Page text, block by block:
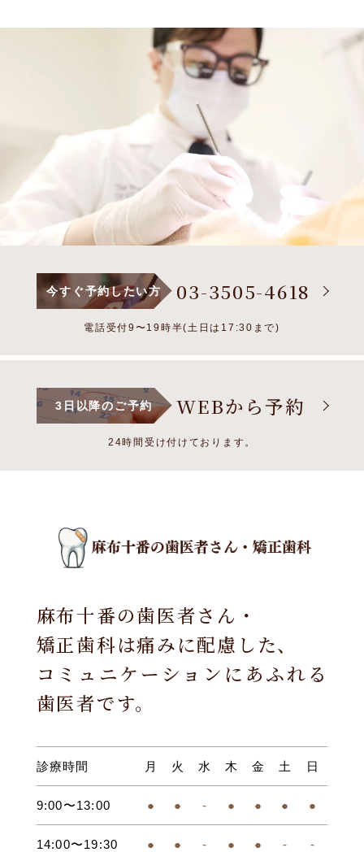
今すぐ予約したい方 03-3505-4618
電話受付9〜19時半(土日は17:30まで)
3日以降のご予約 WEBから予約
24時間受け付けております。
麻布十番の歯医者さん・
矯正歯科は痛みに配慮した、
コミュニケーションにあふれる
歯医者です。
診療時間 月 火 水 木 金 土 日
9:00〜13:00 ● ● - ● ● ● ●
14:00〜19:30 ● ● - ● ● - -